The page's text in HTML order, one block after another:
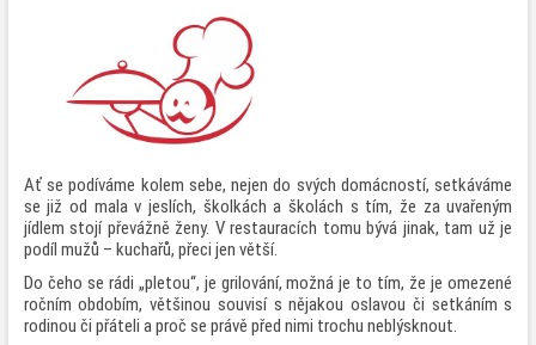
Ať se podíváme kolem sebe, nejen do svých domácností, setkáváme
se již od mala v jeslích, školkách a školách s tím, že za uvařeným
jídlem stojí převážně ženy. V restauracích tomu bývá jinak, tam už je
podíl mužů – kuchařů, přeci jen větší.
Do čeho se rádi „pletou“, je grilování, možná je to tím, že je omezené
ročním obdobím, většinou souvisí s nějakou oslavou či setkáním s
rodinou či přáteli a proč se právě před nimi trochu neblýsknout.